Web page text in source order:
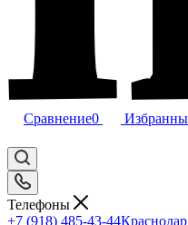
Сравнение0
Телефоны
+7 (918) 485-43-44